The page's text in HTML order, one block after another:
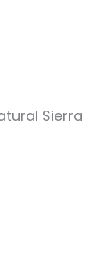
Sierra